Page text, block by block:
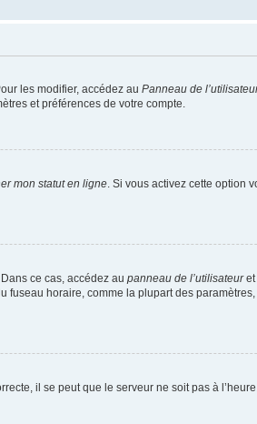
les modifier, accédez au Panneau de
et préférences de votre compte.
mon statut en ligne. Si vous activez cette option
ce cas, accédez au panneau de l’utilisateuret
horaire, comme la plupart des
il se peut que le serveur ne soit pas à